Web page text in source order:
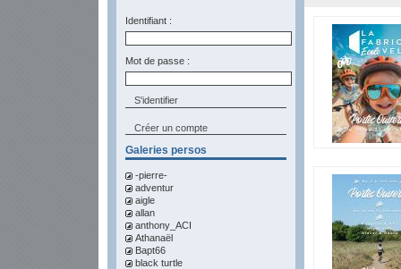
Identifiant :
Mot de passe :
Créer un compte
Galeries persos
-pierre-
adventur
aigle
allan
anthony_ACI
Athanaël
Bapt66
black turtle